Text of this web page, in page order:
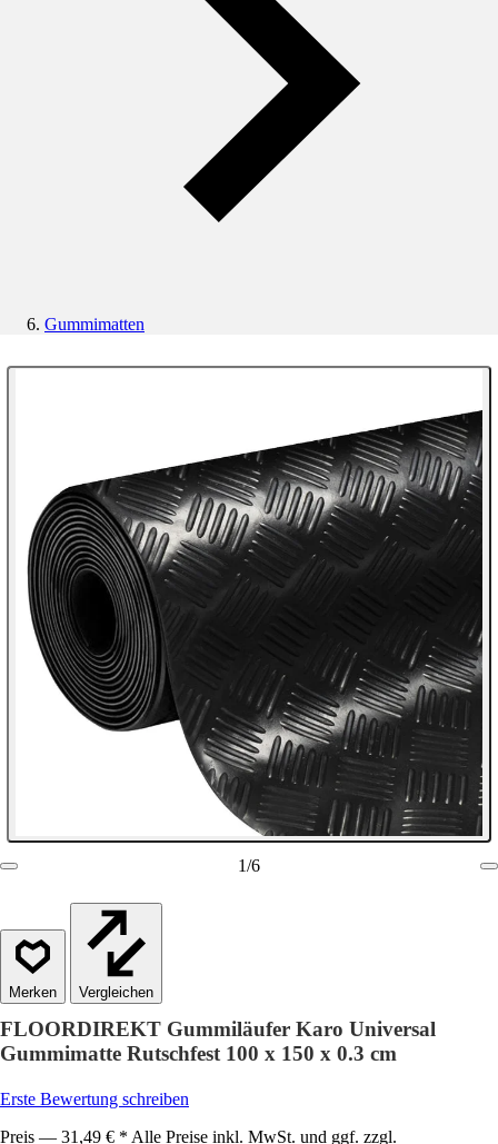
Gummimatten
1/6
Vergleichen
FLOORDIREKT Gummiläufer Karo Universal
Gummimatte Rutschfest 100 x 150 x 0.3 cm
Erste Bewertung schreiben
Preis — 31,49 € * Alle Preise inkl. MwSt. und ggf. zzgl.